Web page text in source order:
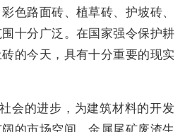
色路面砖、植草砖、护坡砖、
十分广泛。在国家强令保护耕
的今天，具有十分重要的现实
会的进步，为建筑材料的开发